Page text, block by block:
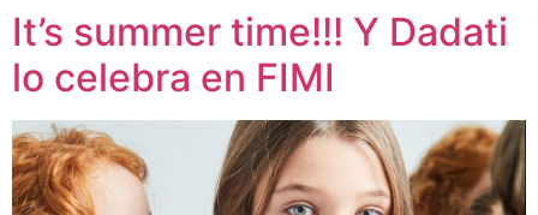
It’s summer time!!! Y Dadati
lo celebra en FIMI